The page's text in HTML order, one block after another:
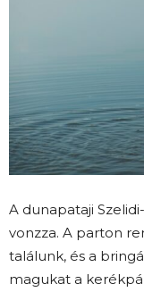
A dunapataji
vonzza. A parton
találunk, és a
magukat a